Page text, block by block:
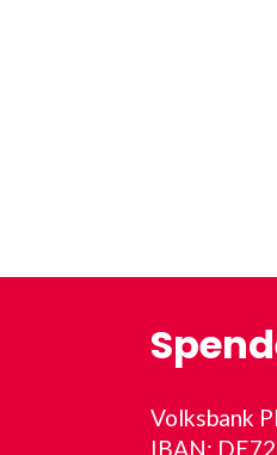
Volksbank
IBAN: